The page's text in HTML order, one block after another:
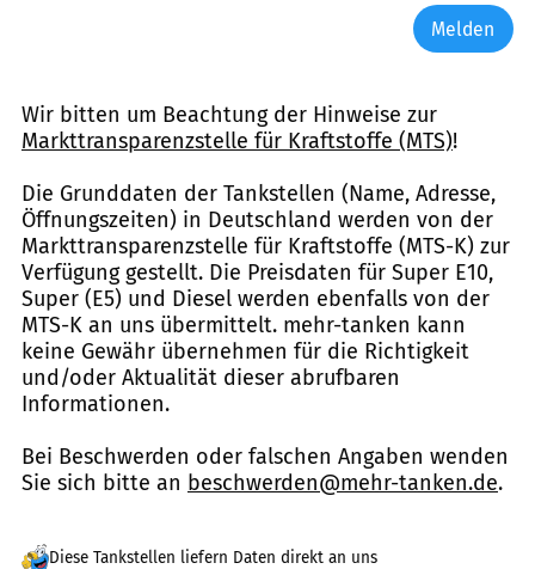
Melden
Wir bitten um Beachtung der Hinweise zur
Markttransparenzstelle für Kraftstoffe (MTS)!
Die Grunddaten der Tankstellen (Name, Adresse,
Öffnungszeiten) in Deutschland werden von der
Markttransparenzstelle für Kraftstoffe (MTS-K) zur
Verfügung gestellt. Die Preisdaten für Super E10,
Super (E5) und Diesel werden ebenfalls von der
MTS-K an uns übermittelt. mehr-tanken kann
keine Gewähr übernehmen für die Richtigkeit
und/oder Aktualität dieser abrufbaren
Informationen.
Bei Beschwerden oder falschen Angaben wenden
Sie sich bitte an beschwerden@mehr-tanken.de.
Diese Tankstellen liefern Daten direkt an uns